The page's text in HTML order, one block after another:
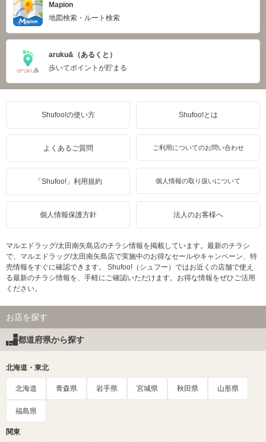
Mapion
地図検索・ルート検索
aruku&（あるくと）
歩いてポイントが貯まる
Shufoo!の使い方 Shufoo!とは
よくあるご質問 ご利用についてのお問い合わせ
「Shufoo!」利用規約 個人情報の取り扱いについて
個人情報保護方針 法人のお客様へ
マルエドラッグ/太田南矢島店のチラシ情報を掲載しています。最新のチラシ
で、マルエドラッグ/太田南矢島店で実施中のお得なセールやキャンペーン、特
売情報をすぐに確認できます。 Shufoo!（シュフー）ではお近くの店舗で使え
る最新のチラシ情報を、手軽にご確認いただけます。お得な情報をぜひご活用
ください。
お店を探す
都道府県から探す
北海道・東北
北海道 青森県 岩手県 宮城県 秋田県 山形県
福島県
関東